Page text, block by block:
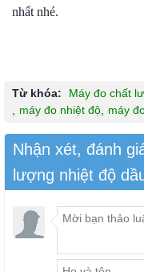
nhất nhé.
Từ khóa:
Máy đo chất
máy đo nhiệt độ máy
Nhận xét, đánh
lượng nhiệt độ